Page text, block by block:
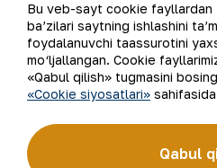
Bu veb-sayt cookie fayllardan
ba’zilari saytning ishlashini
foydalanuvchi taassurotini
mo‘ljallangan. Cookie
«Qabul qilish» tugmasini
«Cookie siyosatlari»
Qabul